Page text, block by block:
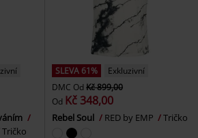
Tričko
SLEVA 61%
Exkluzivní
DMC Od Kč 899,00
Od Kč 348,00
Rebel Soul RED by EMP Tričko